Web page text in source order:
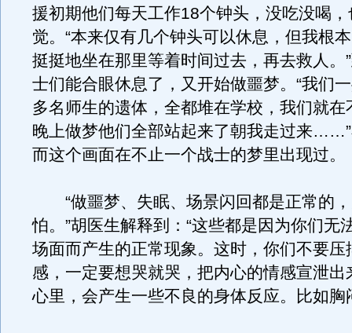
援初期他们每天工作18个钟头，没吃没喝
觉。“本来仅有几个钟头可以休息，但我根
挺挺地坐在那里等着时间过去，再去救人。
士们能合眼休息了，又开始做噩梦。“我们
多名师生的遗体，全都堆在学校，我们就在
晚上做梦他们全部站起来了朝我走过来
而这个画面在不止一个战士的梦里出现过。
“做噩梦、失眠、场景闪回都是正常的
怕。”胡医生解释到：“这些都是因为你们无
场面而产生的正常现象。这时，你们不要压
感，一定要想哭就哭，把内心的情感宣泄出
心里，会产生一些不良的身体反应。比如胸